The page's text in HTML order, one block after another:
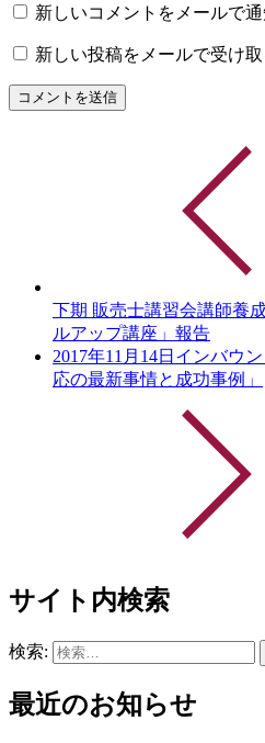
新しいコメントをメールで通
新しい投稿をメールで受け取
下期 販売士講習会講師養
ルアップ講座」報告
2017年11月14日インバウ
応の最新事情と成功事例」
サイト内検索
検索:
最近のお知らせ